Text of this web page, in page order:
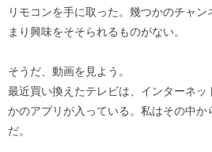
リモコンを手に取った。幾つかのチャ
まり興味をそそられるものがない。
そうだ、動画を見よう。
最近買い換えたテレビは、インターネッ
かのアプリが入っている。私はその中か
だ。